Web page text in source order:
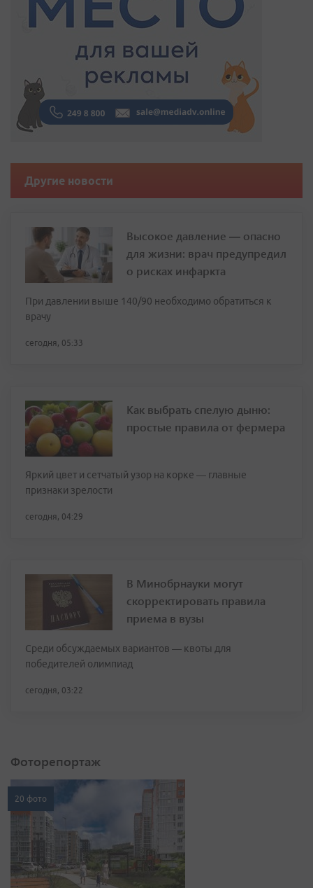
Другие новости
Высокое давление — опасно
для жизни: врач предупредил
о рисках инфаркта
При давлении выше 140/90 необходимо обратиться к
врачу
сегодня, 05:33
Как выбрать спелую дыню:
простые правила от фермера
Яркий цвет и сетчатый узор на корке — главные
признаки зрелости
сегодня, 04:29
В Минобрнауки могут
скорректировать правила
приема в вузы
Среди обсуждаемых вариантов — квоты для
победителей олимпиад
сегодня, 03:22
Фоторепортаж
20 фото